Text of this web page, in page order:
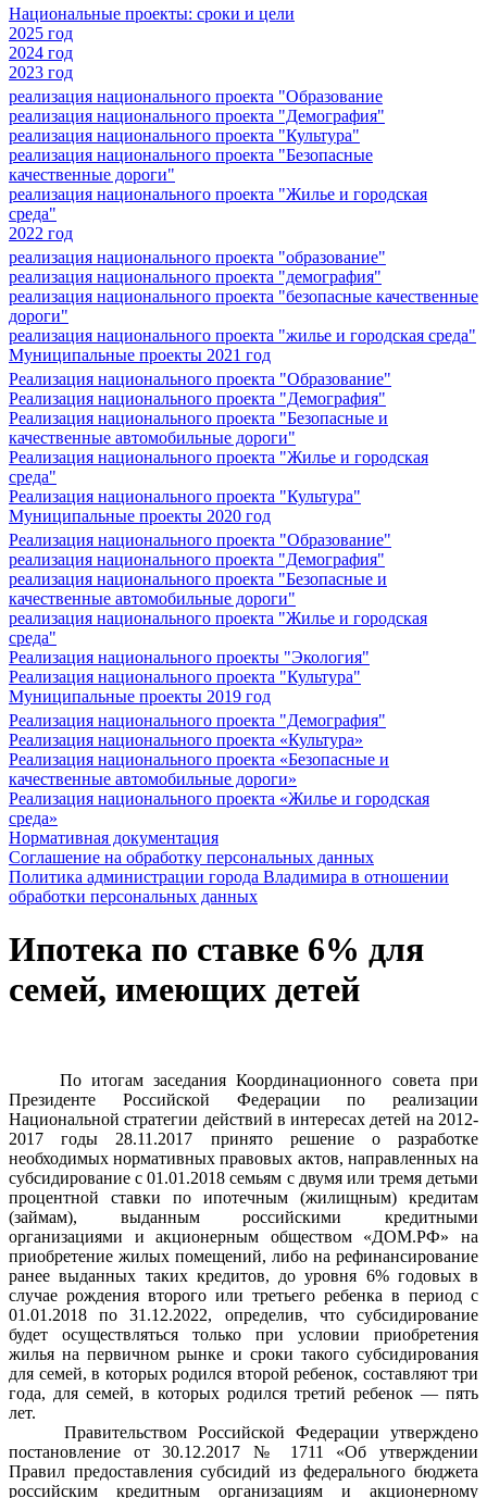
Национальные проекты: сроки и цели
2025 год
2024 год
2023 год
реализация национального проекта "Образование
реализация национального проекта "Демография"
реализация национального проекта "Культура"
реализация национального проекта "Безопасные
качественные дороги"
реализация национального проекта "Жилье и городская
среда"
2022 год
реализация национального проекта "образование"
реализация национального проекта "демография"
реализация национального проекта "безопасные качественные
дороги"
реализация национального проекта "жилье и городская среда"
Муниципальные проекты 2021 год
Реализация национального проекта "Образование"
Реализация национального проекта "Демография"
Реализация национального проекта "Безопасные и
качественные автомобильные дороги"
Реализация национального проекта "Жилье и городская
среда"
Реализация национального проекта "Культура"
Муниципальные проекты 2020 год
Реализация национального проекта "Образование"
реализация национального проекта "Демография"
реализация национального проекта "Безопасные и
качественные автомобильные дороги"
реализация национального проекта "Жилье и городская
среда"
Реализация национального проекты "Экология"
Реализация национального проекта "Культура"
Муниципальные проекты 2019 год
Реализация национального проекта "Демография"
Реализация национального проекта «Культура»
Реализация национального проекта «Безопасные и
качественные автомобильные дороги»
Реализация национального проекта «Жилье и городская
среда»
Нормативная документация
Соглашение на обработку персональных данных
Политика администрации города Владимира в отношении
обработки персональных данных
Ипотека по ставке 6% для
семей, имеющих детей
По итогам заседания Координационного совета при
Президенте Российской Федерации по реализации
Национальной стратегии действий в интересах детей на 2012-
2017 годы 28.11.2017 принято решение о разработке
необходимых нормативных правовых актов, направленных на
субсидирование с 01.01.2018 семьям с двумя или тремя детьми
процентной ставки по ипотечным (жилищным) кредитам
(займам), выданным российскими кредитными
организациями и акционерным обществом «ДОМ.РФ» на
приобретение жилых помещений, либо на рефинансирование
ранее выданных таких кредитов, до уровня 6% годовых в
случае рождения второго или третьего ребенка в период с
01.01.2018 по 31.12.2022, определив, что субсидирование
будет осуществляться только при условии приобретения
жилья на первичном рынке и сроки такого субсидирования
для семей, в которых родился второй ребенок, составляют три
года, для семей, в которых родился третий ребенок — пять
лет.
Правительством Российской Федерации утверждено
постановление от 30.12.2017 № 1711 «Об утверждении
Правил предоставления субсидий из федерального бюджета
российским кредитным организациям и акционерному